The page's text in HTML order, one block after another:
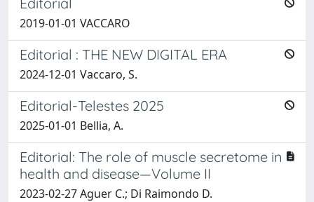
2019-01-01 VACCARO
Editorial : THE NEW DIGITAL ERA
2024-12-01 Vaccaro, S.
Editorial-Telestes 2025
2025-01-01 Bellia, A.
Editorial: The role of muscle secretome in
health and disease—Volume II
2023-02-27 Aguer C.; Di Raimondo D.